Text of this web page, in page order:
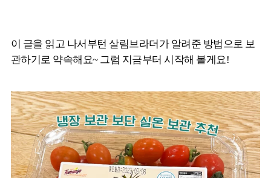
이 글을 읽고 나서부턴 살림브라더가 알려준 방법으로 보
관하기로 약속해요~ 그럼 지금부터 시작해 볼게요!